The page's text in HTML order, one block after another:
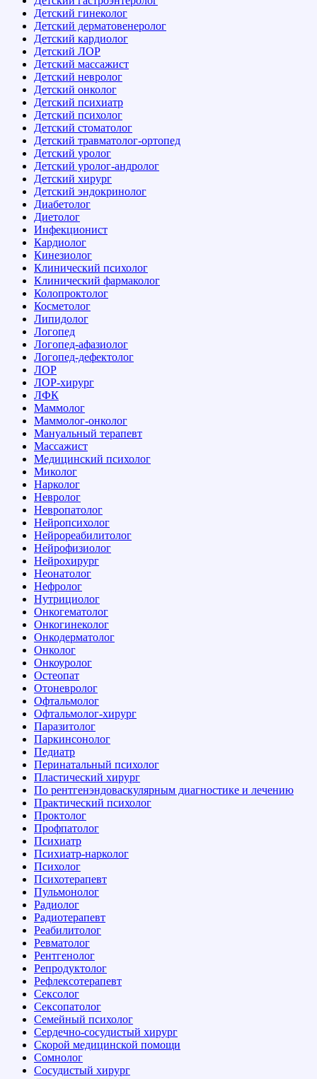
Детский гинеколог
Детский дерматовенеролог
Детский кардиолог
Детский ЛОР
Детский массажист
Детский невролог
Детский онколог
Детский психиатр
Детский психолог
Детский стоматолог
Детский травматолог-ортопед
Детский уролог
Детский уролог-андролог
Детский хирург
Детский эндокринолог
Диабетолог
Диетолог
Инфекционист
Кардиолог
Кинезиолог
Клинический психолог
Клинический фармаколог
Колопроктолог
Косметолог
Липидолог
Логопед
Логопед-афазиолог
Логопед-дефектолог
ЛОР
ЛОР-хирург
ЛФК
Маммолог
Маммолог-онколог
Мануальный терапевт
Массажист
Медицинский психолог
Миколог
Нарколог
Невролог
Невропатолог
Нейропсихолог
Нейрореабилитолог
Нейрофизиолог
Нейрохирург
Неонатолог
Нефролог
Нутрициолог
Онкогематолог
Онкогинеколог
Онкодерматолог
Онколог
Онкоуролог
Остеопат
Отоневролог
Офтальмолог
Офтальмолог-хирург
Паразитолог
Паркинсонолог
Педиатр
Перинатальный психолог
Пластический хирург
По рентгенэндоваскулярным диагностике и лечению
Практический психолог
Проктолог
Профпатолог
Психиатр
Психиатр-нарколог
Психолог
Психотерапевт
Пульмонолог
Радиолог
Радиотерапевт
Реабилитолог
Ревматолог
Рентгенолог
Репродуктолог
Рефлексотерапевт
Сексолог
Сексопатолог
Семейный психолог
Сердечно-сосудистый хирург
Скорой медицинской помощи
Сомнолог
Сосудистый хирург